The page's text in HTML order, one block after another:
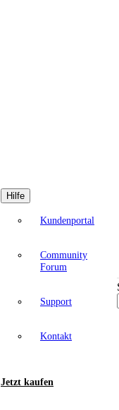
Hilfe
Kundenportal
Community
Forum
Support
Kontakt
Jetzt kaufen